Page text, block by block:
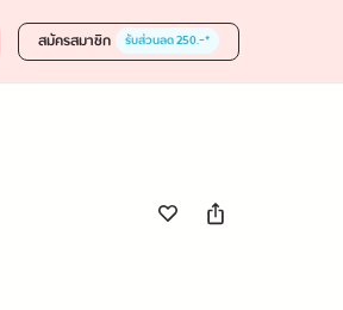
สมัครสมาชิก รับส่วนลด 250.-*
ใส่ตะกร้า ซื้อเลย